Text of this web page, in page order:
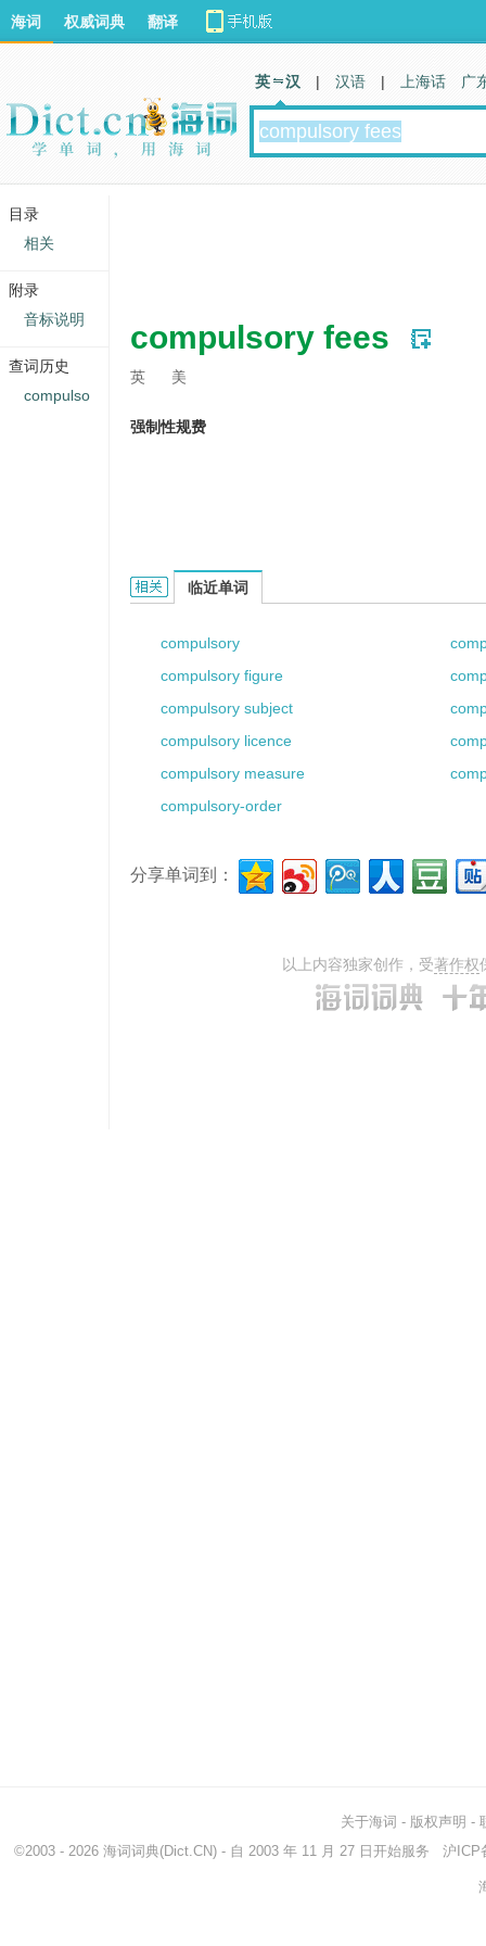
compulsory fees
英 美
强制性规费
compulsory fees的相关资料：
临近单词
compulsory
compulsory figure
compulsory subject
compulsory licence
compulsory measure
compulsory-order
分享单词到：
以上内容独家创作，受著作权
海词 权威词典 翻译
英 汉 | 汉语 | 上海话 广
关于海词 - 版权声明 -
©2003 - 2026 海词词典(Dict.CN) - 自 2003 年 11 月 27 日开始服务 沪ICP
目录
相关
附录
音标说明
查词历史
compulso